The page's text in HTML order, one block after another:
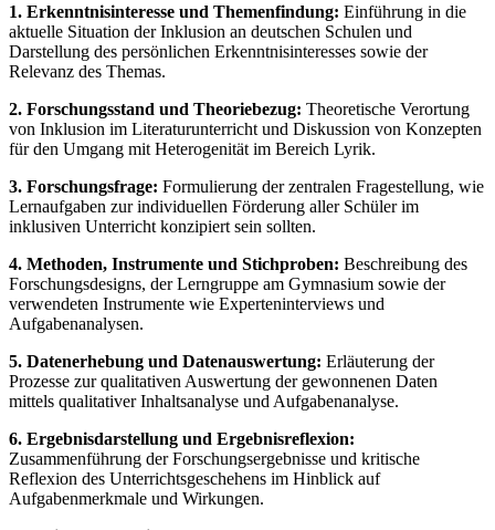
1. Erkenntnisinteresse und Themenfindung: Einführung in die
aktuelle Situation der Inklusion an deutschen Schulen und
Darstellung des persönlichen Erkenntnisinteresses sowie der
Relevanz des Themas.
2. Forschungsstand und Theoriebezug: Theoretische Verortung
von Inklusion im Literaturunterricht und Diskussion von Konzepten
für den Umgang mit Heterogenität im Bereich Lyrik.
3. Forschungsfrage: Formulierung der zentralen Fragestellung, wie
Lernaufgaben zur individuellen Förderung aller Schüler im
inklusiven Unterricht konzipiert sein sollten.
4. Methoden, Instrumente und Stichproben: Beschreibung des
Forschungsdesigns, der Lerngruppe am Gymnasium sowie der
verwendeten Instrumente wie Experteninterviews und
Aufgabenanalysen.
5. Datenerhebung und Datenauswertung: Erläuterung der
Prozesse zur qualitativen Auswertung der gewonnenen Daten
mittels qualitativer Inhaltsanalyse und Aufgabenanalyse.
6. Ergebnisdarstellung und Ergebnisreflexion:
Zusammenführung der Forschungsergebnisse und kritische
Reflexion des Unterrichtsgeschehens im Hinblick auf
Aufgabenmerkmale und Wirkungen.